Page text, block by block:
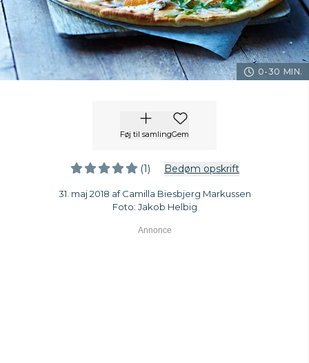
0-30 MIN.
Føj til samlingGem
(1) Bedøm opskrift
31. maj 2018 af Camilla Biesbjerg Markussen
Foto: Jakob Helbig